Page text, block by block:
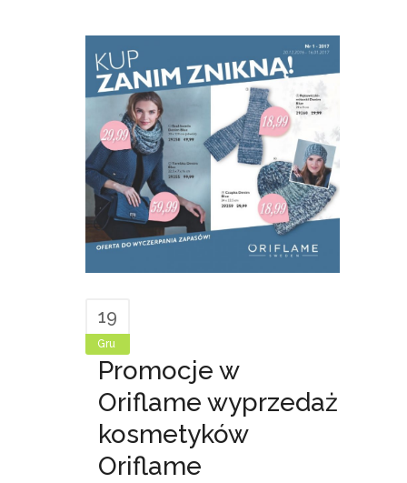
19
Gru
Promocje w
Oriflame wyprzedaż
kosmetyków
Oriflame